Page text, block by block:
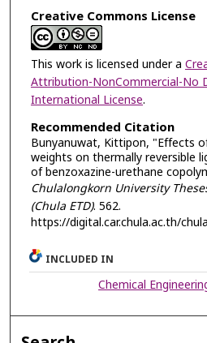
Creative Commons License
This work is licensed under a
Attribution-NonCommercial-No
International License.
Recommended Citation
Bunyanuwat, Kittipon, "Effects
weights on thermally reversible
of benzoxazine-urethane
Chulalongkorn University
(Chula ETD). 562.
https://digital.car.chula.ac.th/
INCLUDED IN
Chemical